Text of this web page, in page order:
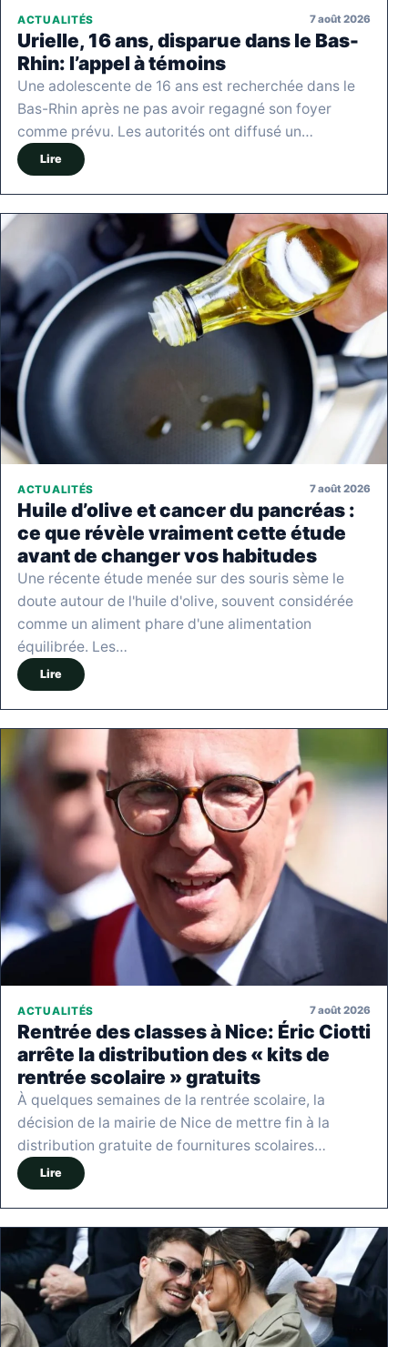
ACTUALITÉS 7 août 2026
Urielle, 16 ans, disparue dans le Bas-
Rhin: l’appel à témoins
Une adolescente de 16 ans est recherchée dans le
Bas-Rhin après ne pas avoir regagné son foyer
comme prévu. Les autorités ont diffusé un…
Lire
ACTUALITÉS 7 août 2026
Huile d’olive et cancer du pancréas :
ce que révèle vraiment cette étude
avant de changer vos habitudes
Une récente étude menée sur des souris sème le
doute autour de l'huile d'olive, souvent considérée
comme un aliment phare d'une alimentation
équilibrée. Les…
Lire
ACTUALITÉS 7 août 2026
Rentrée des classes à Nice: Éric Ciotti
arrête la distribution des « kits de
rentrée scolaire » gratuits
À quelques semaines de la rentrée scolaire, la
décision de la mairie de Nice de mettre fin à la
distribution gratuite de fournitures scolaires…
Lire